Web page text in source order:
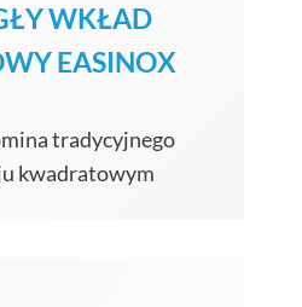
WKŁAD
EASINOX
tradycyjnego
kwadratowym